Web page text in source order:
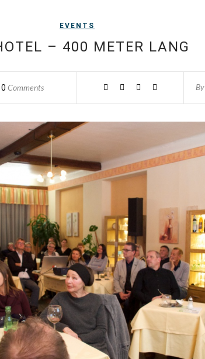
EVENTS
– 400 METER LANG
0 Comments By